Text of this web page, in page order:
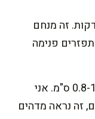
לקרש חיתוך וממתינים 2 דקות. זה מנחם
פנימה
פורסים בסכין חדה לפרוסות בעובי 0.8-1 ס"מ. אני
זה נראה מדהים